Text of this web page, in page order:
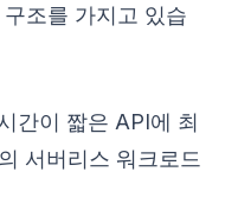
조를 가지고 있습
간이 짧은 API에 최
서버리스 워크로드